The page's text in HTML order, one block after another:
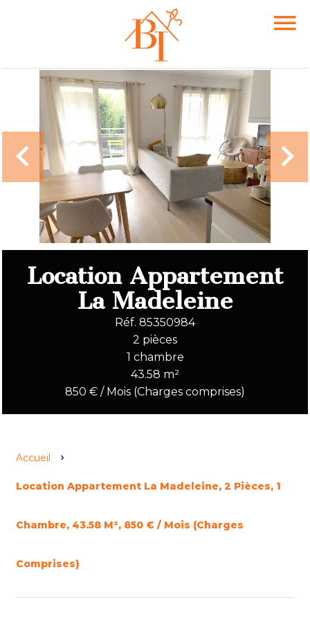
Location Appartement
La Madeleine
Réf. 85350984
2 pièces
1 chambre
43.58 m²
850 € / Mois (Charges comprises)
Accueil
Location Appartement La Madeleine, 2 Pièces, 1
Chambre, 43.58 M², 850 € / Mois (Charges
Comprises)